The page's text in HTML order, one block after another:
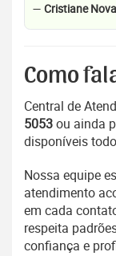
— Cristiane
Como
Central de
5053ou ainda
disponíveis
Nossa equipe
atendimento
em cada
respeita
confiança e